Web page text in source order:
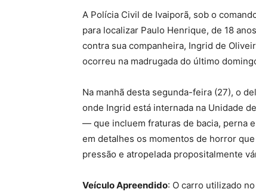
A Polícia Civil de Ivaiporã, sob o
para localizar Paulo Henrique, de 18
contra sua companheira, Ingrid de
ocorreu na madrugada do último
Na manhã desta segunda-feira (27), o
onde Ingrid está internada na Unidade
— que incluem fraturas de bacia, perna
em detalhes os momentos de horror
pressão e atropelada propositalmente
Veículo Apreendido: O carro utilizado